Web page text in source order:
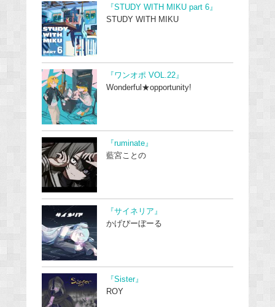
『STUDY WITH MIKU part 6』
STUDY WITH MIKU
『ワンオポ VOL.22』
Wonderful★opportunity!
『ruminate』
藍宮ことの
『サイネリア』
かげぴーぼーる
『Sister』
ROY